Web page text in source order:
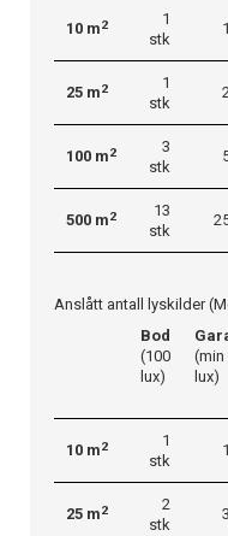
10 m2
1
stk
25 m2
1
stk
100 m2
3
stk
500 m2
13
stk
Anslått antall lyskilder
Bod
(100
lux)
(min
lux)
10 m2
1
stk
25 m2
2
stk